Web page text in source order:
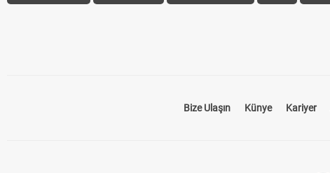
Bize Ulaşın Künye Kariyer